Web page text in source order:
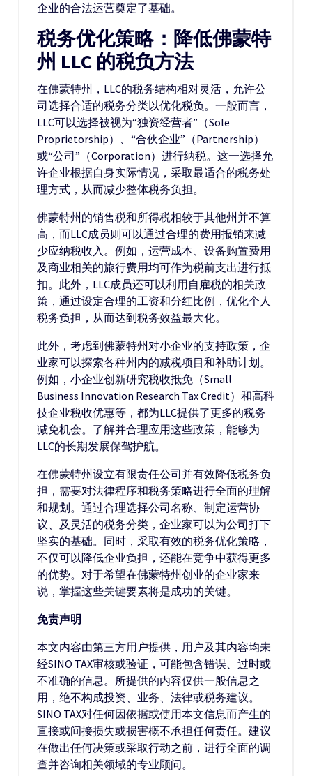
企业的合法运营奠定了基础。
税务优化策略：降低佛蒙特
州 LLC 的税负方法
在佛蒙特州，LLC的税务结构相对灵活，允许公
司选择合适的税务分类以优化税负。一般而言，
LLC可以选择被视为“独资经营者”（Sole
Proprietorship）、“合伙企业”（Partnership）
或“公司”（Corporation）进行纳税。这一选择允
许企业根据自身实际情况，采取最适合的税务处
理方式，从而减少整体税务负担。
佛蒙特州的销售税和所得税相较于其他州并不算
高，而LLC成员则可以通过合理的费用报销来减
少应纳税收入。例如，运营成本、设备购置费用
及商业相关的旅行费用均可作为税前支出进行抵
扣。此外，LLC成员还可以利用自雇税的相关政
策，通过设定合理的工资和分红比例，优化个人
税务负担，从而达到税务效益最大化。
此外，考虑到佛蒙特州对小企业的支持政策，企
业家可以探索各种州内的减税项目和补助计划。
例如，小企业创新研究税收抵免（Small
Business Innovation Research Tax Credit）和高科
技企业税收优惠等，都为LLC提供了更多的税务
减免机会。了解并合理应用这些政策，能够为
LLC的长期发展保驾护航。
在佛蒙特州设立有限责任公司并有效降低税务负
担，需要对法律程序和税务策略进行全面的理解
和规划。通过合理选择公司名称、制定运营协
议、及灵活的税务分类，企业家可以为公司打下
坚实的基础。同时，采取有效的税务优化策略，
不仅可以降低企业负担，还能在竞争中获得更多
的优势。对于希望在佛蒙特州创业的企业家来
说，掌握这些关键要素将是成功的关键。
免责声明
本文内容由第三方用户提供，用户及其内容均未
经SINO TAX审核或验证，可能包含错误、过时或
不准确的信息。所提供的内容仅供一般信息之
用，绝不构成投资、业务、法律或税务建议。
SINO TAX对任何因依据或使用本文信息而产生的
直接或间接损失或损害概不承担任何责任。建议
在做出任何决策或采取行动之前，进行全面的调
查并咨询相关领域的专业顾问。